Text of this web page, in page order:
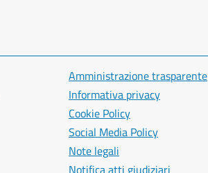
Amministrazione trasparente
Informativa privacy
Cookie Policy
Social Media Policy
Note legali